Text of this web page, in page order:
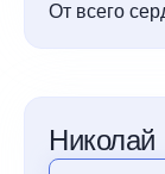
От всего
Николай